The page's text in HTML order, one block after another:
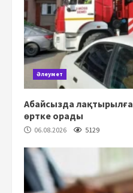
Әлеумет
Абайсызда
өртке орады
06.08.2026 5129